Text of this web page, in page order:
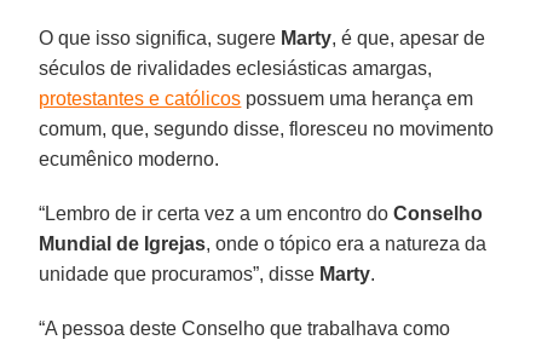
O que isso significa, sugere Marty, é que, apesar de
séculos de rivalidades eclesiásticas amargas,
protestantes e católicos possuem uma herança em
comum, que, segundo disse, floresceu no movimento
ecumênico moderno.
“Lembro de ir certa vez a um encontro doConselho
Mundial de Igrejas, onde o tópico era a natureza da
unidade que procuramos”, disse Marty.
“A pessoa deste Conselho que trabalhava como